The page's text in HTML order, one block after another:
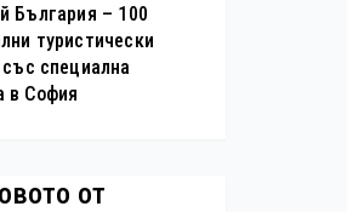
България – 100
туристически
със специална
в София
от